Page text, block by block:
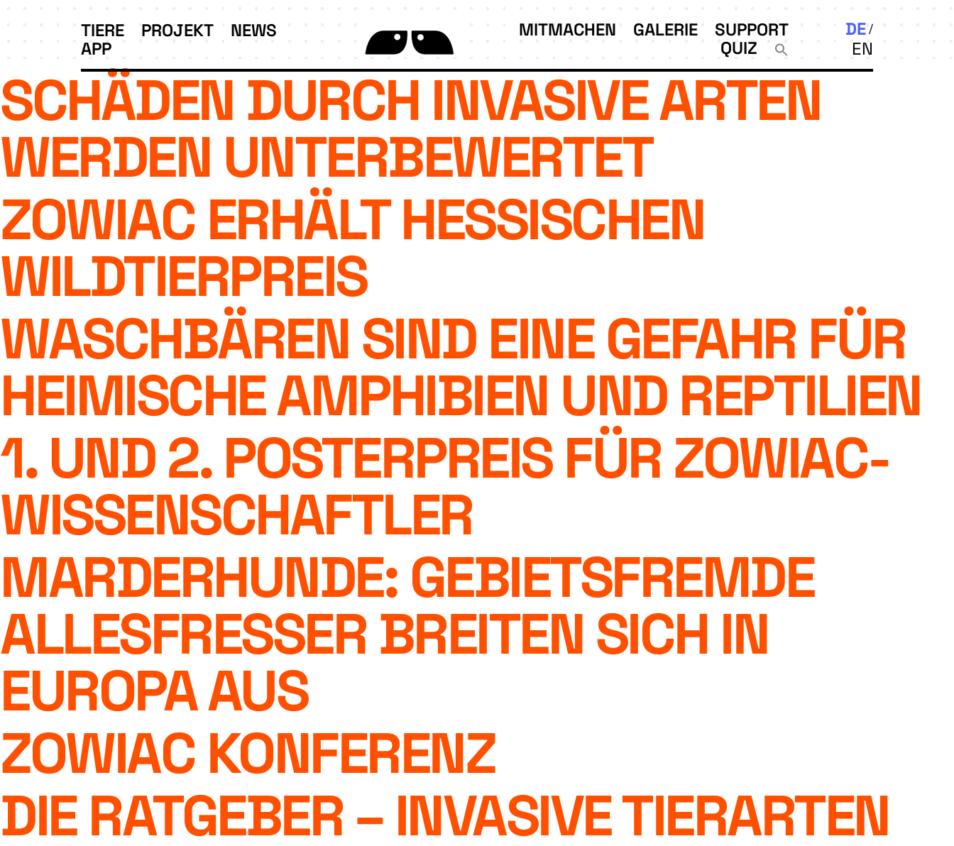
TIERE PROJEKT
NEWS
APP
MITMACHEN GALERIE
SUPPORT
QUIZ
DE
EN
SCHÄDEN DURCH INVASIVE ARTEN
WERDEN UNTERBEWERTET
ZOWIAC ERHÄLT HESSISCHEN
WILDTIERPREIS
WASCHBÄREN SIND EINE GEFAHR FÜR
HEIMISCHE AMPHIBIEN UND REPTILIEN
1. UND 2. POSTERPREIS FÜR ZOWIAC-
WISSENSCHAFTLER
MARDERHUNDE: GEBIETSFREMDE
ALLESFRESSER BREITEN SICH IN
EUROPA AUS
ZOWIAC KONFERENZ
DIE RATGEBER – INVASIVE TIERARTEN